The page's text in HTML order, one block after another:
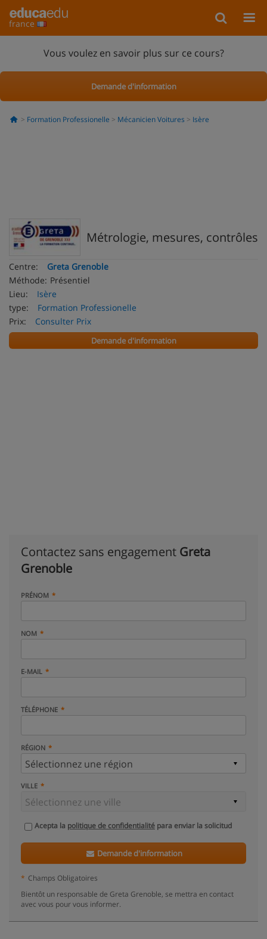
france
Vous voulez en savoir plus sur ce cours?
Demande d'information
Formation Professionelle Mécanicien Voitures Isère
Métrologie, mesures, contrôles
Centre:
Greta Grenoble
Méthode: Présentiel
Lieu:
Isère
type:
Formation Professionelle
Prix:
Consulter Prix
Demande d'information
Contactez sans engagement Greta
Grenoble
PRÉNOM
NOM
E-MAIL
TÉLÉPHONE
RÉGION
VILLE
Acepta la politique de confidentialité para enviar la solicitud
Demande d'information
* Champs Obligatoires
Bientôt un responsable de Greta Grenoble, se mettra en contact
avec vous pour vous informer.